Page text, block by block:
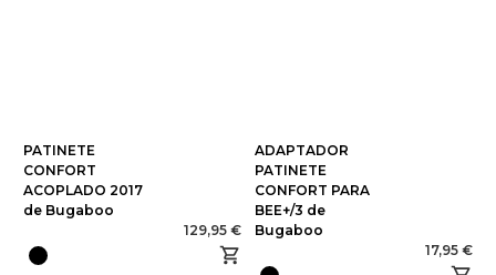
PATINETE
CONFORT
ACOPLADO 2017
de Bugaboo
129,95 €
ADAPTADOR
PATINETE
CONFORT PARA
BEE+/3 de
Bugaboo
17,95 €